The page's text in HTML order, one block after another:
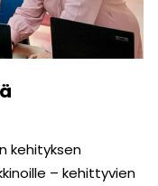
kehityksen
– kehittyvien